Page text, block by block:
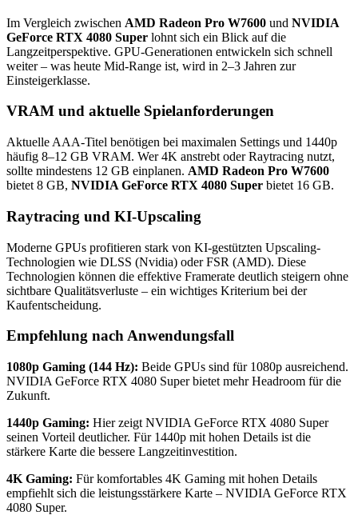
Im Vergleich zwischen AMD Radeon Pro W7600 und NVIDIA
GeForce RTX 4080 Super lohnt sich ein Blick auf die
Langzeitperspektive. GPU-Generationen entwickeln sich schnell
weiter – was heute Mid-Range ist, wird in 2–3 Jahren zur
Einsteigerklasse.
VRAM und aktuelle Spielanforderungen
Aktuelle AAA-Titel benötigen bei maximalen Settings und 1440p
häufig 8–12 GB VRAM. Wer 4K anstrebt oder Raytracing nutzt,
sollte mindestens 12 GB einplanen. AMD Radeon Pro W7600
bietet 8 GB, NVIDIA GeForce RTX 4080 Super bietet 16 GB.
Raytracing und KI-Upscaling
Moderne GPUs profitieren stark von KI-gestützten Upscaling-
Technologien wie DLSS (Nvidia) oder FSR (AMD). Diese
Technologien können die effektive Framerate deutlich steigern ohne
sichtbare Qualitätsverluste – ein wichtiges Kriterium bei der
Kaufentscheidung.
Empfehlung nach Anwendungsfall
1080p Gaming (144 Hz): Beide GPUs sind für 1080p ausreichend.
NVIDIA GeForce RTX 4080 Super bietet mehr Headroom für die
Zukunft.
1440p Gaming: Hier zeigt NVIDIA GeForce RTX 4080 Super
seinen Vorteil deutlicher. Für 1440p mit hohen Details ist die
stärkere Karte die bessere Langzeitinvestition.
4K Gaming: Für komfortables 4K Gaming mit hohen Details
empfiehlt sich die leistungsstärkere Karte – NVIDIA GeForce RTX
4080 Super.